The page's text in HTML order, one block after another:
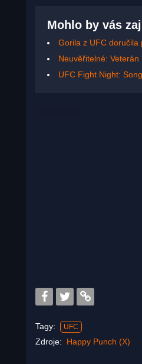
Mohlo by vás
Gorila z UFC
Neuvěřitelné:
UFC Fight Night:
Tagy: UFC
Zdroje: Happy Punch (X)